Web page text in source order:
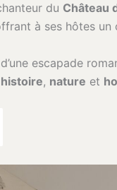
du Château
à ses hôtes
escapade
histoire, nature et